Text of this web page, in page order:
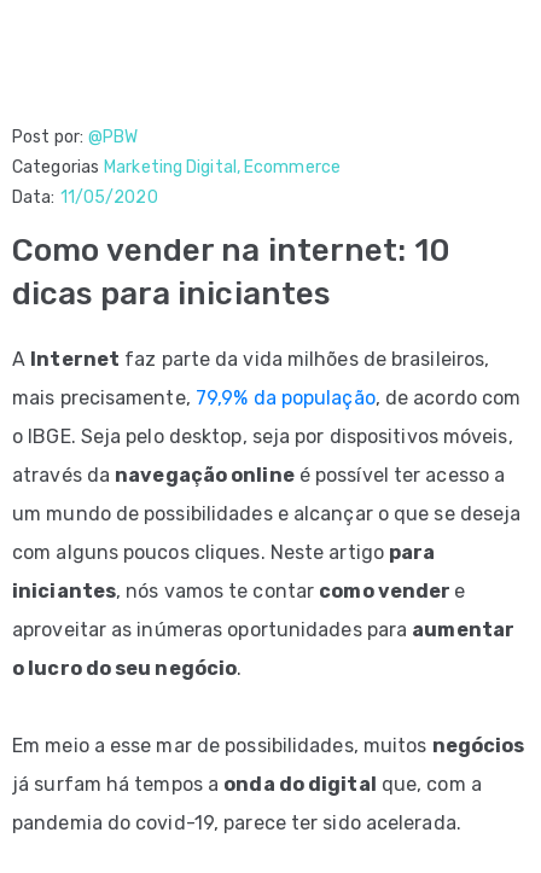
Post por: @PBW
Categorias Marketing Digital ‚ Ecommerce
Data: 11/05/2020
Como vender na internet: 10
dicas para iniciantes
A Internet faz parte da vida milhões de brasileiros,
mais precisamente, 79,9% da população, de acordo com
o IBGE. Seja pelo desktop, seja por dispositivos móveis,
através da navegação onlineé possível ter acesso a
um mundo de possibilidades e alcançar o que se deseja
com alguns poucos cliques. Neste artigo para
iniciantes, nós vamos te contar como vender e
aproveitar as inúmeras oportunidades para aumentar
o lucro do seu negócio.
Em meio a esse mar de possibilidades, muitos negócios
já surfam há tempos a onda do digital que, com a
pandemia do covid-19, parece ter sido acelerada.